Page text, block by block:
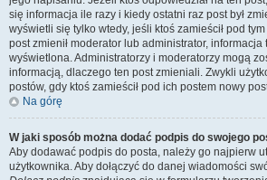
się informacja ile razy i kiedy ostatni raz post był
wyświetli się tylko wtedy, jeśli ktoś zamieścił pod
post zmienił moderator lub administrator, informacja
wyświetlona. Administratorzy i moderatorzy mogą
informacją, dlaczego ten post zmieniali. Zwykli
postów, gdy ktoś zamieścił pod ich postem nowy
Na górę
W jaki sposób można dodać podpis do swojego
Aby dodawać podpis do posta, należy go najpierw
użytkownika. Aby dołączyć do danej wiadomości